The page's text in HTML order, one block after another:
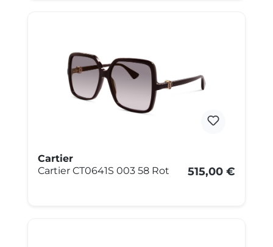
Cartier
Cartier CT0641S 003 58 Rot
515,00 €